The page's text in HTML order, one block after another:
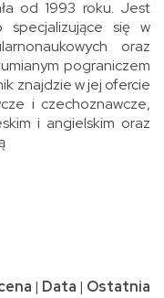
od 1993 roku. Jest
specjalizujące się w
oraz
pograniczem
znajdzie w jej ofercie
i czechoznawcze,
i angielskim oraz
| Data | Ostatnia